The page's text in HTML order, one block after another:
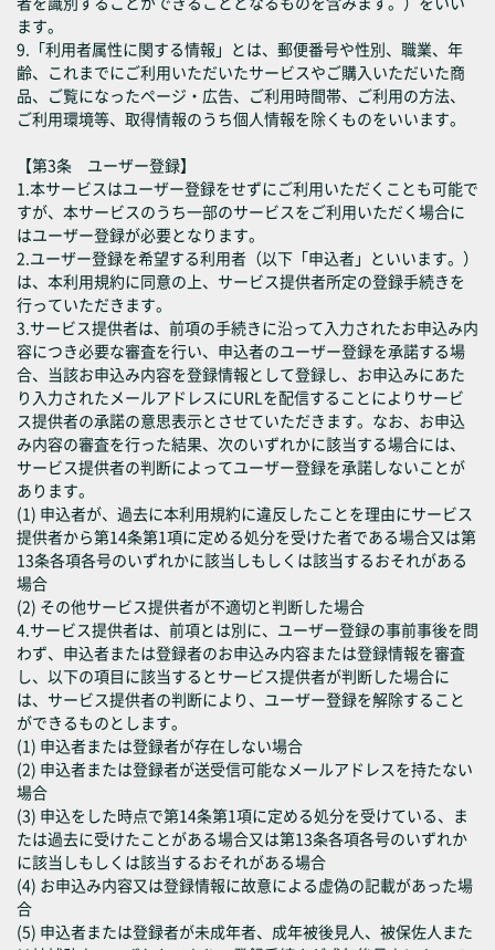
ます。
9.「利用者属性に関する情報」とは、郵便番号や性別、職業、年
齢、これまでにご利用いただいたサービスやご購入いただいた商
品、ご覧になったページ・広告、ご利用時間帯、ご利用の方法、
ご利用環境等、取得情報のうち個人情報を除くものをいいます。
【第3条 ユーザー登録】
1.本サービスはユーザー登録をせずにご利用いただくことも可能で
すが、本サービスのうち一部のサービスをご利用いただく場合に
はユーザー登録が必要となります。
2.ユーザー登録を希望する利用者（以下「申込者」といいます。）
は、本利用規約に同意の上、サービス提供者所定の登録手続きを
行っていただきます。
3.サービス提供者は、前項の手続きに沿って入力されたお申込み内
容につき必要な審査を行い、申込者のユーザー登録を承諾する場
合、当該お申込み内容を登録情報として登録し、お申込みにあた
り入力されたメールアドレスにURLを配信することによりサービ
ス提供者の承諾の意思表示とさせていただきます。なお、お申込
み内容の審査を行った結果、次のいずれかに該当する場合には、
サービス提供者の判断によってユーザー登録を承諾しないことが
あります。
(1) 申込者が、過去に本利用規約に違反したことを理由にサービス
提供者から第14条第1項に定める処分を受けた者である場合又は第
13条各項各号のいずれかに該当しもしくは該当するおそれがある
場合
(2) その他サービス提供者が不適切と判断した場合
4.サービス提供者は、前項とは別に、ユーザー登録の事前事後を問
わず、申込者または登録者のお申込み内容または登録情報を審査
し、以下の項目に該当するとサービス提供者が判断した場合に
は、サービス提供者の判断により、ユーザー登録を解除すること
ができるものとします。
(1) 申込者または登録者が存在しない場合
(2) 申込者または登録者が送受信可能なメールアドレスを持たない
場合
(3) 申込をした時点で第14条第1項に定める処分を受けている、ま
たは過去に受けたことがある場合又は第13条各項各号のいずれか
に該当しもしくは該当するおそれがある場合
(4) お申込み内容又は登録情報に故意による虚偽の記載があった場
合
(5) 申込者または登録者が未成年者、成年被後見人、被保佐人また